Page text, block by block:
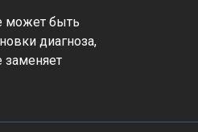
может быть
диагноза,
заменяет